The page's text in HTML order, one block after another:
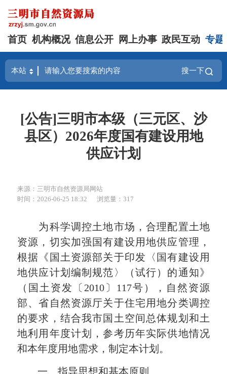
首页 机构概况 信息公开 网上办事 政民互动 专题
搜一下
[公告]三明市本级（三元区、沙
县区）2026年度国有建设用地
供应计划
来源：三明市自然资源局网站
时间：2026-06-25 18:32
浏览量：317
为科学调控土地市场，合理配置土地
资源，切实加强国有建设用地供应管理，
根据《国土资源部关于印发〈国有建设用
地供应计划编制规范〉（试行）的通知》
（国土资发〔2010〕117号），自然资源
部、省自然资源厅关于住宅用地分类调控
的要求，结合我市国土空间总体规划和土
地利用年度计划，参考历年实际供地情况
和本年度用地需求，制定本计划。
一、指导思想和基本原则